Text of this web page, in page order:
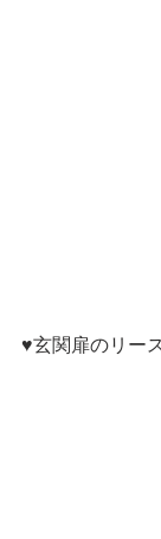
♥玄関扉のリー